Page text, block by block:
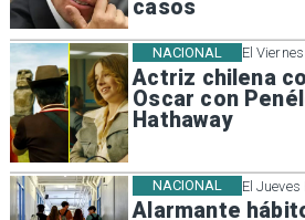
casos
El
Actriz chilena
Oscar con
Hathaway
NACIONAL
El
Alarmante
NACIONAL